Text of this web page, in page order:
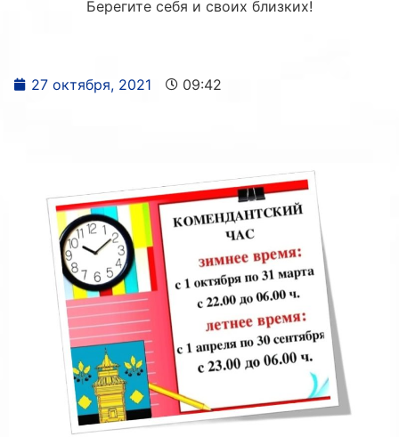
Берегите себя и своих близких!
27 октября, 2021 09:42